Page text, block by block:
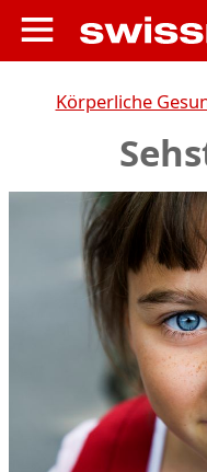
Körperliche